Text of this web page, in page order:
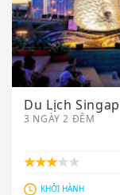
Du Lịch
3 NGÀY 2 ĐÊM
KHỞI HÀNH